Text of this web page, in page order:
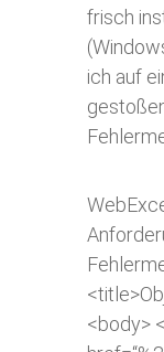
frisch
ich auf
<body>